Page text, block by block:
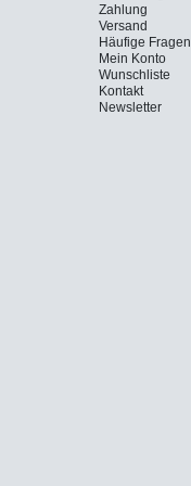
Zahlung
Versand
Häufige Fragen
Mein Konto
Wunschliste
Kontakt
Newsletter